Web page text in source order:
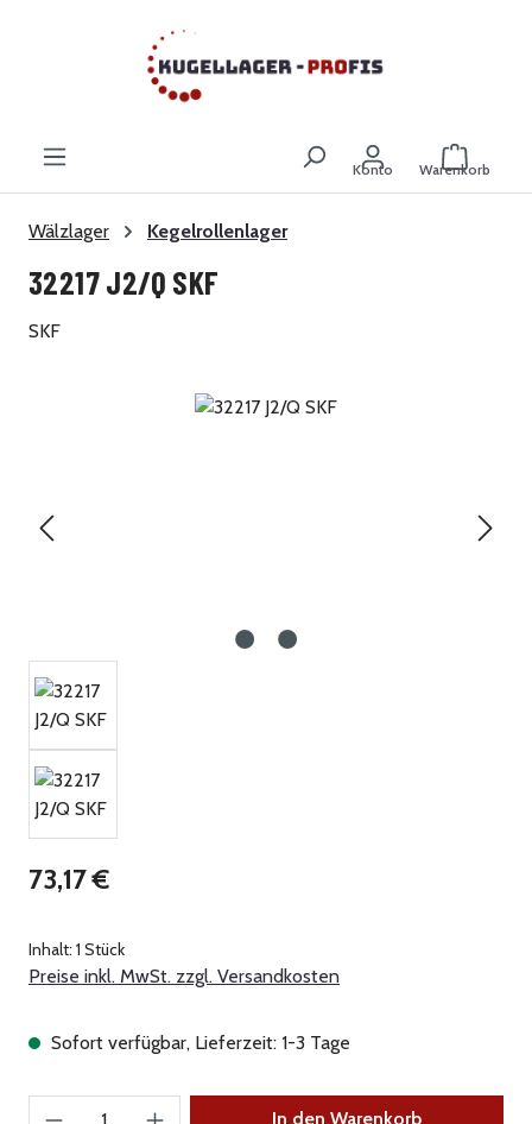
Zum Hauptinhalt springen
Konto Warenkorb
Wälzlager Kegelrollenlager
32217 J2/Q SKF
SKF
Bildergalerie überspringen
Regulärer Preis:
73,17 €
Inhalt: 1 Stück
Preise inkl. MwSt. zzgl. Versandkosten
Sofort verfügbar, Lieferzeit: 1-3 Tage
Produkt Anzahl: Gib den gewünschten Wert
In den Warenkorb